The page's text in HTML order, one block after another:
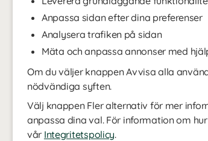
Anpassa sidan efter dina preferenser
Analysera trafiken på sidan
Mäta och anpassa annonser med
Om du väljer knappen Avvisa alla
nödvändiga syften.
Välj knappen Fler alternativ för mer
anpassa dina val. För information om
vår Integritetspolicy.